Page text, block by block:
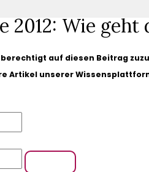
2012: Wie
berechtigt auf diesen Beitrag
Artikel unserer